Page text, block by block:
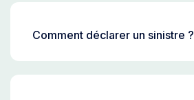
Comment déclarer un sinistre ?